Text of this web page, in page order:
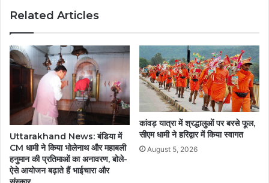
Related Articles
Uttarakhand News: बंडिया में
CM धामी ने किया भोलेनाथ और महाबली
हनुमान की प्रतिमाओं का अनावरण, बोले-
ऐसे आयोजन बढ़ाते हैं भाईचारा और
कांवड़ यात्रा में श्रद्धालुओं पर बरसे फूल,
सीएम धामी ने हरिद्वार में किया स्वागत
August 5, 2026